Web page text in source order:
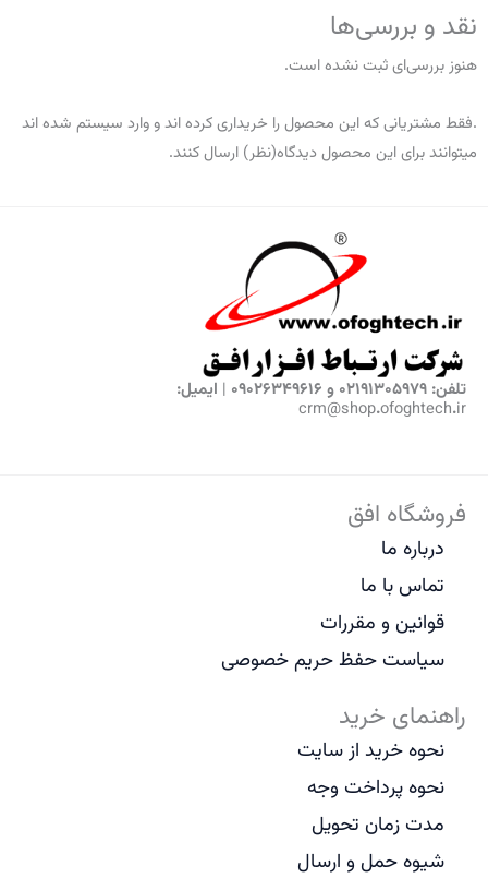
نقد و بررسی‌ها
هنوز بررسی‌ای ثبت نشده است.
.فقط مشتریانی که این محصول را خریداری کرده اند و وارد سیستم شده اند
میتوانند برای این محصول دیدگاه(نظر) ارسال کنند.
تلفن: 02191305979 و 09026349616 | ایمیل:
crm@shop.ofoghtech.ir
فروشگاه افق
درباره ما
تماس با ما
قوانین و مقررات
سیاست حفظ حریم خصوصی
راهنمای خرید
نحوه خرید از سایت
نحوه پرداخت وجه
مدت زمان تحویل
شیوه حمل و ارسال